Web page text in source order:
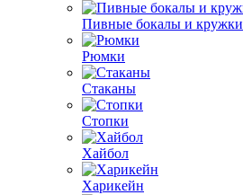
Пивные бокалы и кружки
Рюмки
Стаканы
Стопки
Хайбол
Харикейн